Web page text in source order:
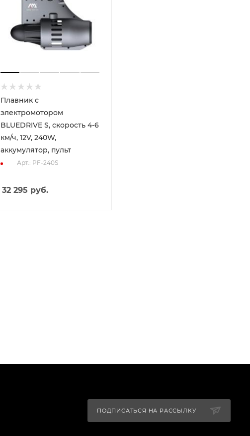
Плавник с
электромотором
BLUEDRIVE S, скорость 4-6
км/ч, 12V, 240W,
аккумулятор, пульт
Арт.: PF-240S
32 295 руб.
ПОДПИСАТЬСЯ НА РАССЫЛКУ